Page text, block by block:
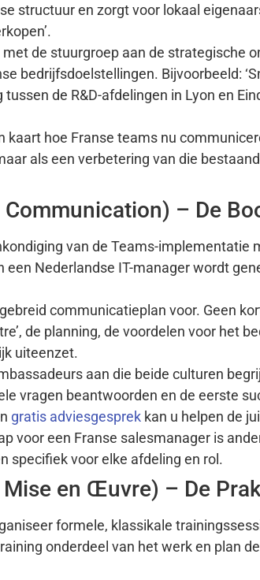
structuur en zorgt voor lokaal
de stuurgroep aan de strategische
bedrijfsdoelstellingen. Bijvoorbeeld:
de R&D-afdelingen in Lyon en
kaart hoe Franse teams nu
als een verbetering van die
– De
van de Teams-implementatie
Nederlandse IT-manager wordt
communicatieplan voor. Geen
de planning, de voordelen voor het
uiteenzet.
aan die beide culturen
vragen beantwoorden en de eerste
gratis adviesgesprek kan u helpen de
voor een Franse salesmanager is
specifiek voor elke afdeling en rol.
Mise en Œuvre) – De
formele, klassikale
onderdeel van het werk en plan